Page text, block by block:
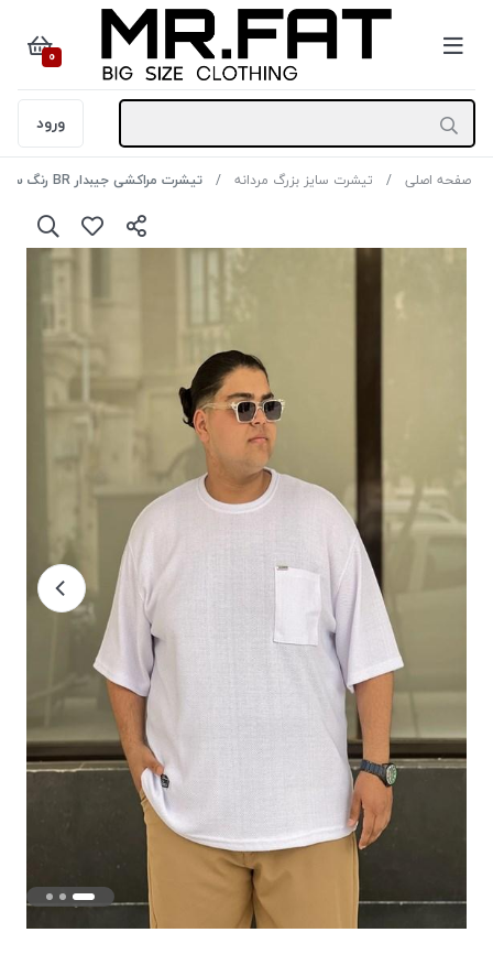
0
ورود
صفحه اصلی تیشرت سایز بزرگ مردانه تیشرت مراکشی جیبدار BR رنگ سفید سایز 4XL